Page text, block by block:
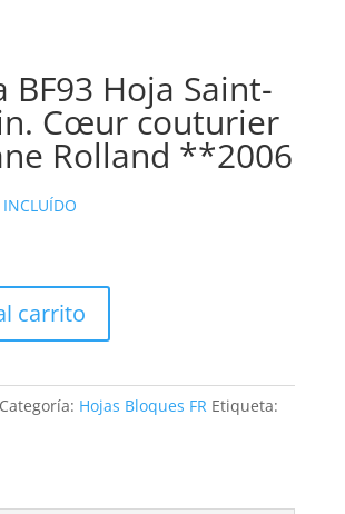
BF93 Hoja Saint-
Cœur couturier
Rolland **2006
INCLUÍDO
carrito
Categoría: Hojas Bloques FR Etiqueta: